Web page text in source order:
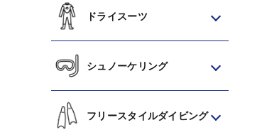
ドライスーツ
シュノーケリング
フリースタイルダイビング